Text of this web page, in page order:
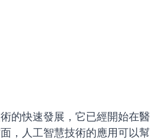
的快速發展，它已經開始在
，人工智慧技術的應用可以